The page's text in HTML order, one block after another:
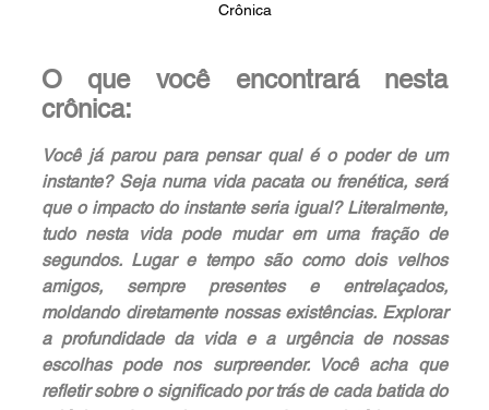
Crônica
O que você encontrará nesta
crônica:
Você já parou para pensar qual é o poder de um
instante? Seja numa vida pacata ou frenética, será
que o impacto do instante seria igual? Literalmente,
tudo nesta vida pode mudar em uma fração de
segundos. Lugar e tempo são como dois velhos
amigos, sempre presentes e entrelaçados,
moldando diretamente nossas existências. Explorar
a profundidade da vida e a urgência de nossas
escolhas pode nos surpreender. Você acha que
refletir sobre o significado por trás de cada batida do